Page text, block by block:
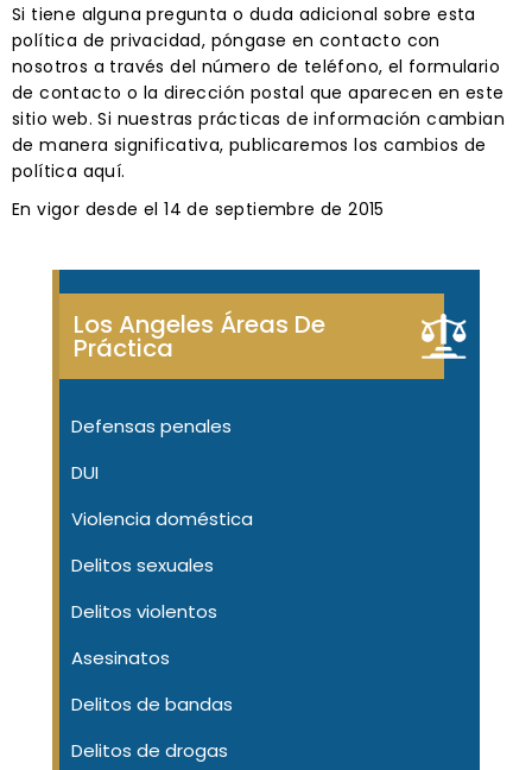
Si tiene alguna pregunta o duda adicional sobre esta
política de privacidad, póngase en contacto con
nosotros a través del número de teléfono, el formulario
de contacto o la dirección postal que aparecen en este
sitio web. Si nuestras prácticas de información cambian
de manera significativa, publicaremos los cambios de
política aquí.
En vigor desde el 14 de septiembre de 2015
Los Angeles Áreas De
Práctica
Defensas penales
DUI
Violencia doméstica
Delitos sexuales
Delitos violentos
Asesinatos
Delitos de bandas
Delitos de drogas